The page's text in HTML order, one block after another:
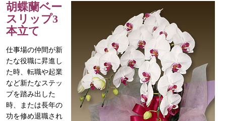
胡蝶蘭ベー
スリップ3
本立て
仕事場の仲間が新
たな役職に昇進し
た時、転職や起業
など新たなステッ
プを踏み出した
時、または長年の
功を修め退職され